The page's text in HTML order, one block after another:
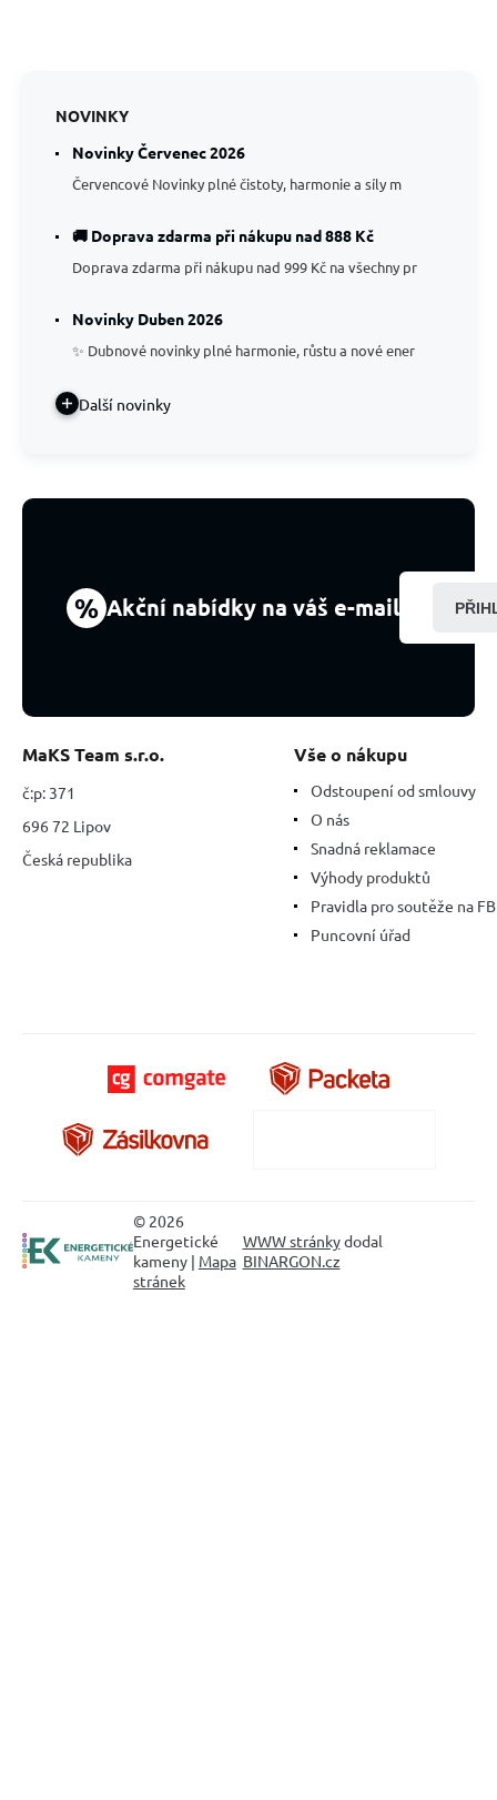
NOVINKY
Novinky Červenec 2026
Červencové Novinky plné čistoty, harmonie a síly m
🚚 Doprava zdarma při nákupu nad 888 Kč
Doprava zdarma při nákupu nad 999 Kč na všechny pr
Novinky Duben 2026
✨ Dubnové novinky plné harmonie, růstu a nové ener
Další novinky
% Akční nabídky na váš e-mail
MaKS Team s.r.o.
č:p: 371
696 72 Lipov
Česká republika
Vše o nákupu
Odstoupení od smlouvy
O nás
Snadná reklamace
Výhody produktů
Pravidla pro soutěže na FB
Puncovní úřad
© 2026
Energetické
kameny | Mapa
stránek
WWW stránkydodal
BINARGON.cz